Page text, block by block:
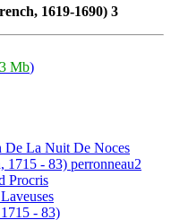
1619-1690) 3
Mb)